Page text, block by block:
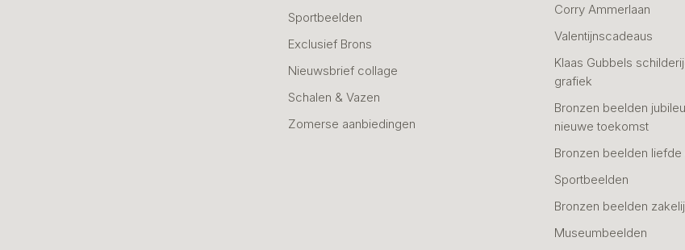
Sportbeelden
Exclusief Brons
Nieuwsbrief collage
Schalen & Vazen
Zomerse aanbiedingen
Corry Ammerlaan
Valentijnscadeaus
Klaas Gubbels
grafiek
Bronzen beelden
nieuwe toekomst
Bronzen beelden liefde
Sportbeelden
Bronzen beelden
Museumbeelden